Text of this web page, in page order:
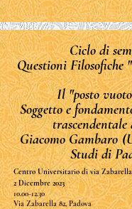
Ciclo di
Questioni Filosofiche
Il "posto
Soggetto e
trascendentale
Giacomo Gambaro
Studi di
Centro Universitario di via Zabarella
2 Dicembre 2023
10.00-12.30
Via Zabarella 82, Padova